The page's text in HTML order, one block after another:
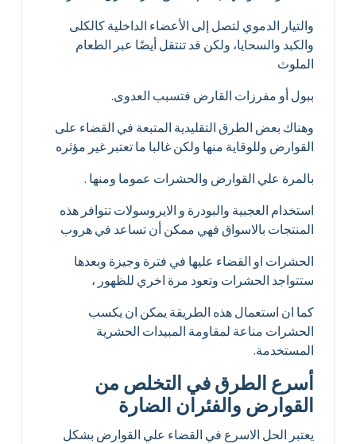
والتيار الدموي لتصل إلى الأعضاء الداخلية كالكلى
والكبد والسحايا، ولكن قد تنتقل أيضًا عبر الطعام
الملوث
ببول أو مفرزات القارض فتسبب العدوى.
وهناك بعض الطرق التقليدية المتبعة في القضاء على
القوارض وللوقاية منها ولكن غالبا ما تعتبر غير مؤثره
بالمرة علي القوارض والحشرات عموما ومنها .
استخدام العجبية والبودرة و الايروسولات تتوافر هذه
المنتجات بالاسواق فهي ممكن أن تساعد في هروب
الحشرات او القضاء عليها في فترة وجيزة وبعدها
ستتواجد الحشرات وتعود مرة اخري للظهور ،
كما ان استعمال هذه الطريقة يمكن ان يكسب
الحشرات مناعة لمقاومة المبيدات الحشرية
المستخدمة.
أسرع الطرق في التخلص من
القوارض والفئران الضارة
يعتبر الحل الاسرع في القضاء علي القوارض بشكل